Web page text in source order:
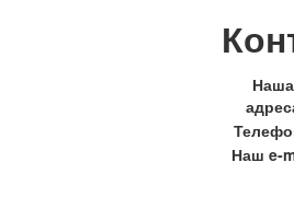
Наша
Наш e-